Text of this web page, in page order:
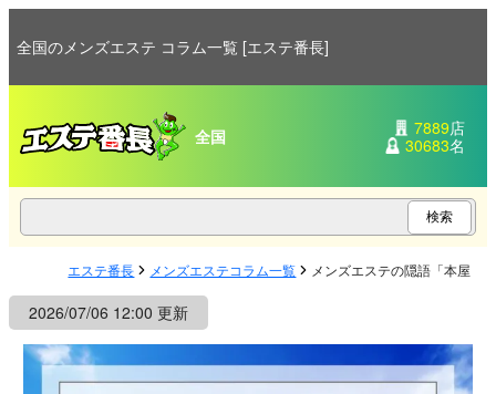
全国のメンズエステ コラム一覧 [エステ番長]
全国 7889店
30683名
エステ番長 メンズエステコラム一覧 メンズエステの隠語「本屋（
2026/07/06 12:00 更新